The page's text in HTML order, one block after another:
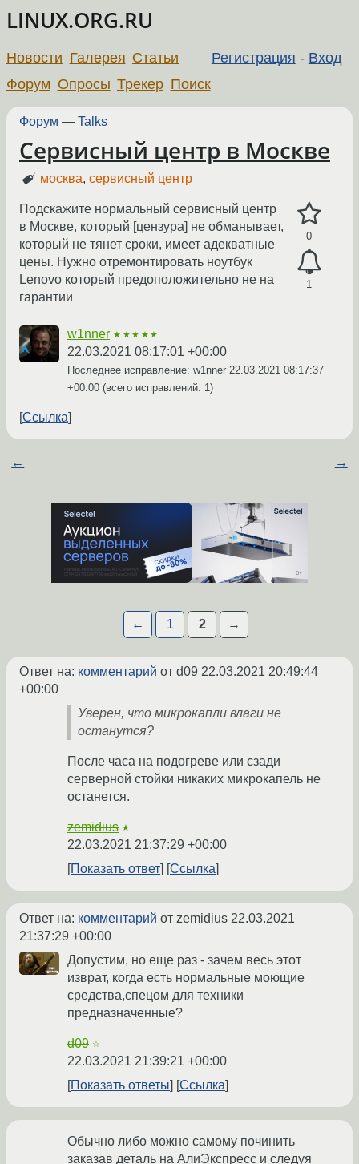
LINUX.ORG.RU
Регистрация - Вход
Новости Галерея Статьи
Форум Опросы Трекер Поиск
Форум — Talks
Сервисный центр в Москве
москва,сервисный центр
0
1
Подскажите нормальный сервисный центр
в Москве, который [цензура] не обманывает,
который не тянет сроки, имеет адекватные
цены. Нужно отремонтировать ноутбук
Lenovo который предоположительно не на
гарантии
w1nner ★★★★★
22.03.2021 08:17:01 +00:00
Последнее исправление: w1nner 22.03.2021 08:17:37
+00:00 (всего исправлений: 1)
Ссылка
← →
← 1 2 →
Ответ на: комментарий от d09 22.03.2021 20:49:44
+00:00
Уверен, что микрокапли влаги не
останутся?
После часа на подогреве или сзади
серверной стойки никаких микрокапель не
останется.
zemidius ★
22.03.2021 21:37:29 +00:00
Показать ответ
Ссылка
Ответ на: комментарий от zemidius 22.03.2021
21:37:29 +00:00
Допустим, но еще раз - зачем весь этот
изврат, когда есть нормальные моющие
средства,спецом для техники
предназначенные?
d09 ☆
22.03.2021 21:39:21 +00:00
Показать ответы
Ссылка
Обычно либо можно самому починить
заказав деталь на АлиЭкспресс и следуя